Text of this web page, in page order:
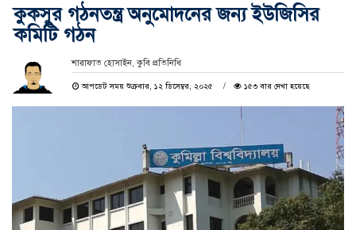
কুকসুর গঠনতন্ত্র অনুমোদনের জন্য ইউজিসির
কমিটি গঠন
শারাফাত হোসাইন, কুবি প্রতিনিধি
আপডেট সময় শুক্রবার, ১২ ডিসেম্বর, ২০২৫ ১৫৩ বার দেখা হয়েছে